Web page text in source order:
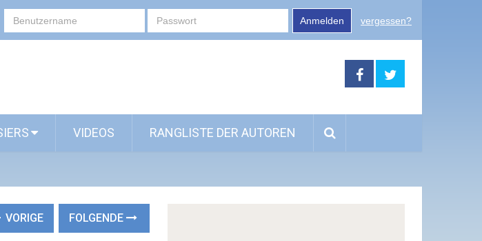
Anmelden vergessen?
VIDEOS RANGLISTE DER AUTOREN
VORIGE FOLGENDE